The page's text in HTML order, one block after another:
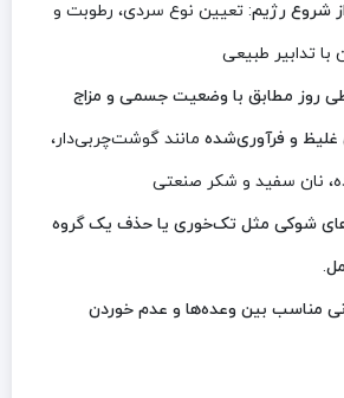
شروع رژیم: تعیین نوع سردی، رطوبت و
با تدابیر طبیعی
روز مطابق با وضعیت جسمی و مزاج
غلیظ و فرآوری‌شده مانند گوشت‌چربی‌دار،
نان سفید و شکر صنعتی
شوکی مثل تک‌خوری یا حذف یک گروه
.
مناسب بین وعده‌ها و عدم خوردن